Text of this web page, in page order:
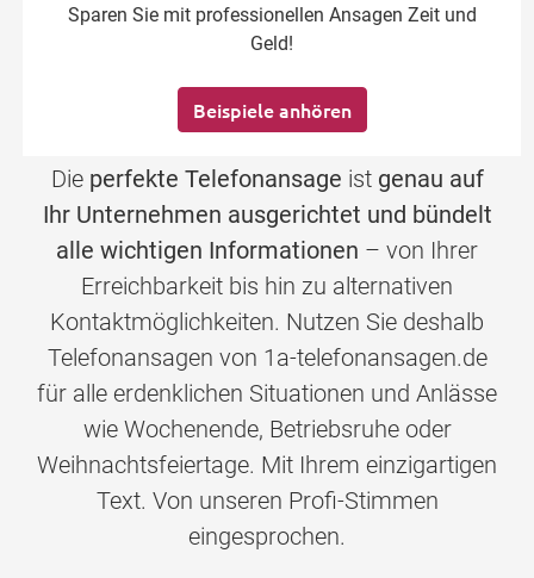
Sparen Sie mit professionellen Ansagen Zeit und
Geld!
Beispiele anhören
Die perfekte Telefonansage ist genau auf
Ihr Unternehmen ausgerichtet und bündelt
alle wichtigen Informationen – von Ihrer
Erreichbarkeit bis hin zu alternativen
Kontaktmöglichkeiten. Nutzen Sie deshalb
Telefonansagen von 1a-telefonansagen.de
für alle erdenklichen Situationen und Anlässe
wie Wochenende, Betriebsruhe oder
Weihnachtsfeiertage. Mit Ihrem einzigartigen
Text. Von unseren Profi-Stimmen
eingesprochen.